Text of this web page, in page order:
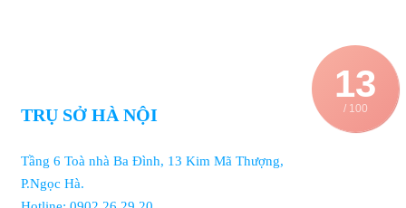
13
/ 100
TRỤ SỞ HÀ NỘI
Tầng 6 Toà nhà Ba Đình, 13 Kim Mã Thượng,
P.Ngọc Hà.